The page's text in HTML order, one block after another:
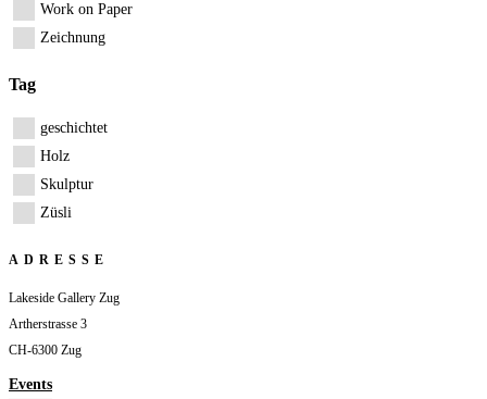
Work on Paper
Zeichnung
Tag
geschichtet
Holz
Skulptur
Züsli
ADRESSE
Lakeside Gallery Zug
Artherstrasse 3
CH-6300 Zug
Events